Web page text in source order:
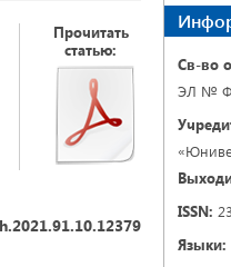
Прочитать
статью:
Св-во
ЭЛ №
ISSN:
Языки: